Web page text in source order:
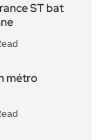
ST bat
métro